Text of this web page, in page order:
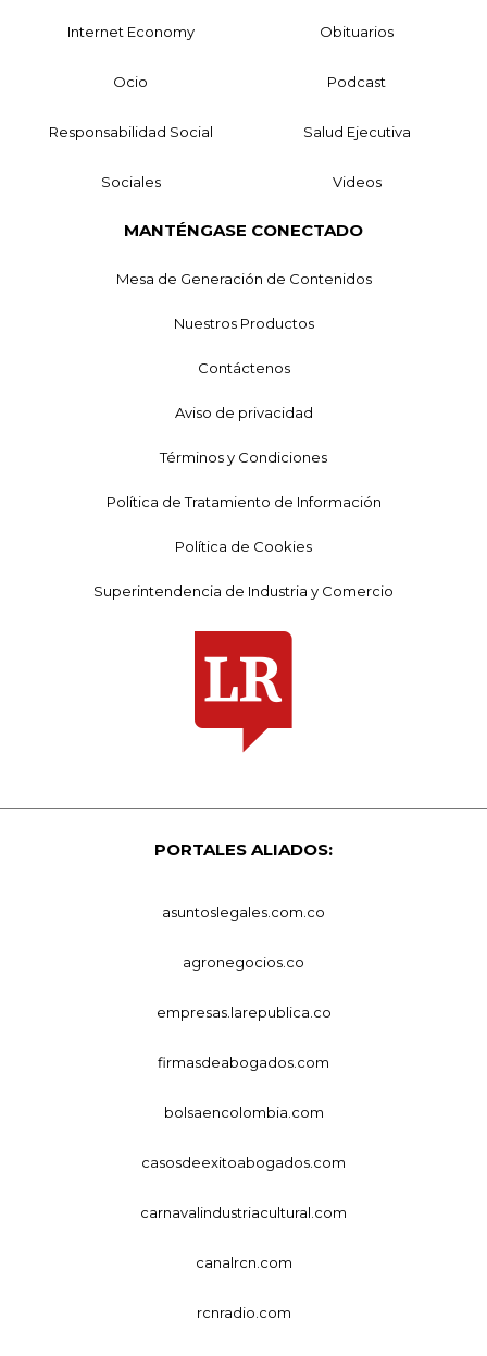
Internet Economy Obituarios
Ocio Podcast
Responsabilidad Social Salud Ejecutiva
Sociales Videos
MANTÉNGASE CONECTADO
Mesa de Generación de Contenidos
Nuestros Productos
Contáctenos
Aviso de privacidad
Términos y Condiciones
Política de Tratamiento de Información
Política de Cookies
Superintendencia de Industria y Comercio
PORTALES ALIADOS:
asuntoslegales.com.co
agronegocios.co
empresas.larepublica.co
firmasdeabogados.com
bolsaencolombia.com
casosdeexitoabogados.com
carnavalindustriacultural.com
canalrcn.com
rcnradio.com